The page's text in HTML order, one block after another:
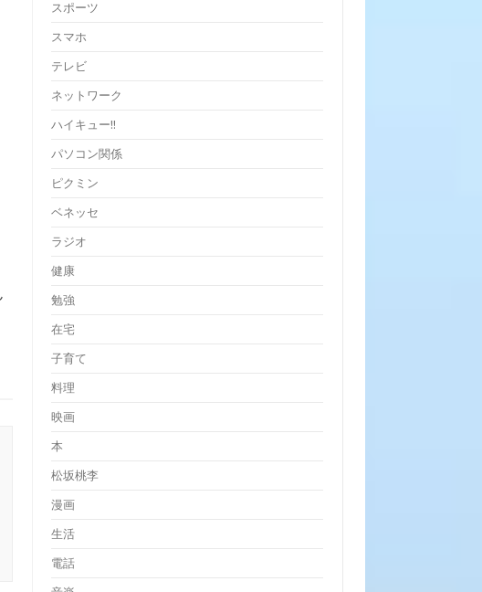
スポーツ
スマホ
テレビ
ネットワーク
ハイキュー!!
パソコン関係
ピクミン
ベネッセ
ラジオ
健康
勉強
在宅
子育て
料理
映画
本
松坂桃李
漫画
生活
電話